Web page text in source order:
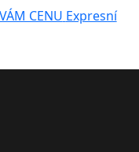
CENU Expresní